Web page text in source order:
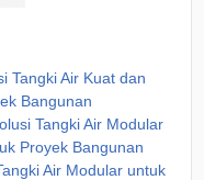
Tangki Air Kuat dan
Bangunan
Tangki Air Modular
Proyek Bangunan
Air Modular untuk